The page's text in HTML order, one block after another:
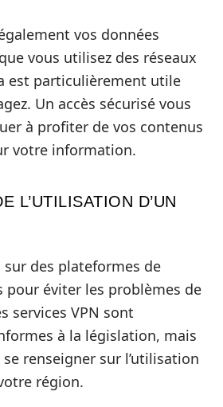
vos données
vous utilisez des réseaux
est particulièrement utile
Un accès sécurisé vous
à profiter de vos contenus
votre information.
L’UTILISATION D’UN
sur des plateformes de
pour éviter les problèmes de
services VPN sont
à la législation, mais
renseigner sur l’utilisation
région.